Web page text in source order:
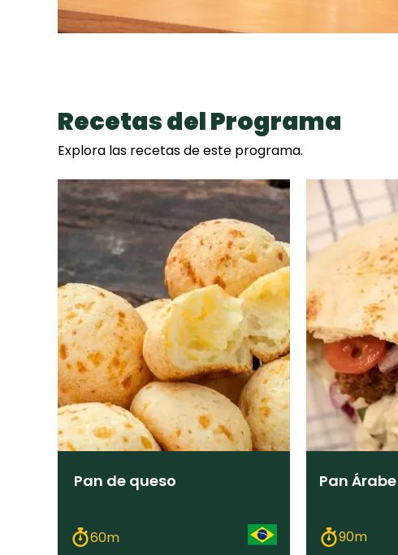
Recetas del Programa
Explora las recetas de este programa.
Pan de queso
60m
Pan Árabe
90m